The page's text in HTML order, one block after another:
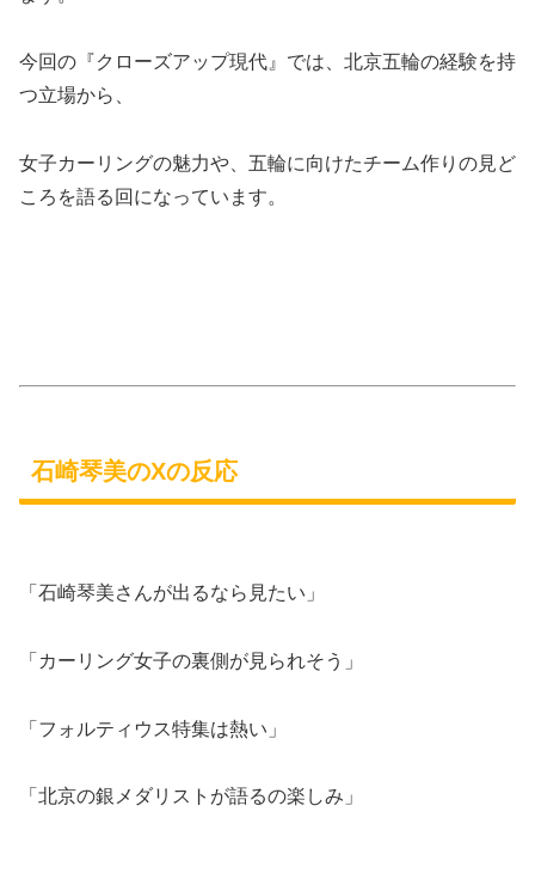
今回の『クローズアップ現代』では、北京五輪の経験を持
つ立場から、
女子カーリングの魅力や、五輪に向けたチーム作りの見ど
ころを語る回になっています。
石崎琴美のXの反応
「石崎琴美さんが出るなら見たい」
「カーリング女子の裏側が見られそう」
「フォルティウス特集は熱い」
「北京の銀メダリストが語るの楽しみ」